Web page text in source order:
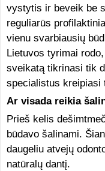
vystytis ir beveik be
reguliarūs
vienu svarbiausių
Lietuvos tyrimai
sveikatą tikrinasi tik
specialistus kreipiasi
Ar visada reikia
Prieš kelis
būdavo šalinami.
daugeliu atvejų
natūralų dantį.